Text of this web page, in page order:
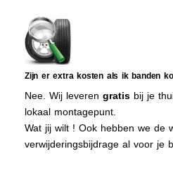
Zijn er extra kosten als ik banden
Nee. Wij leveren gratis bij je
lokaal montagepunt.
Wat jij wilt ! Ook hebben we de
verwijderingsbijdrage al voor je